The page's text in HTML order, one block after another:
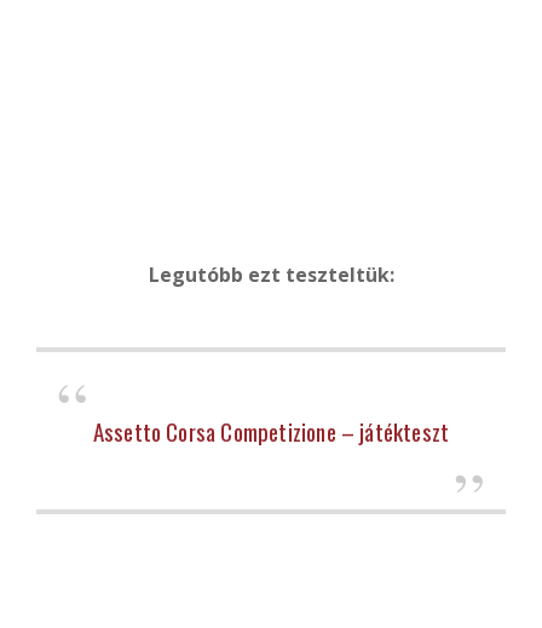
Legutóbb ezt teszteltük:
Assetto Corsa Competizione – játékteszt